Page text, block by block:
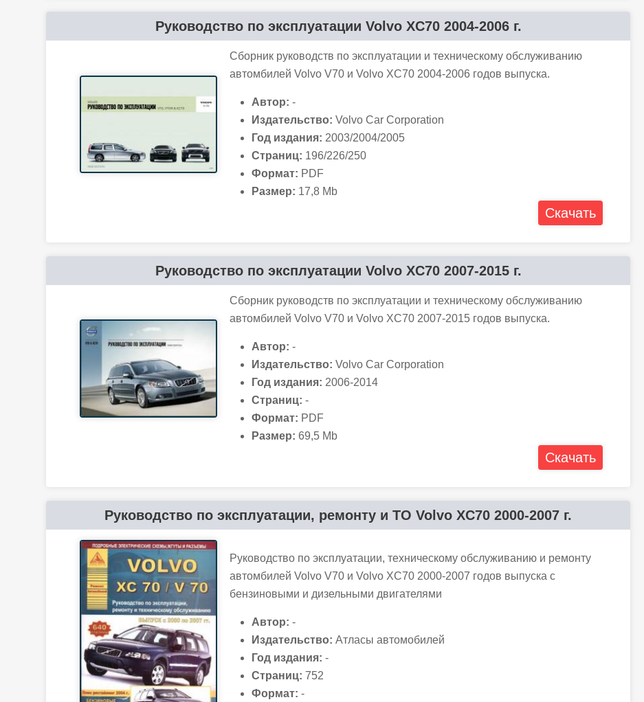
Руководство по эксплуатации Volvo XC70 2004-2006 г.
Сборник руководств по эксплуатации и техническому обслуживанию
автомбилей Volvo V70 и Volvo XC70 2004-2006 годов выпуска.
Автор: -
Издательство: Volvo Car Corporation
Год издания: 2003/2004/2005
Страниц: 196/226/250
Формат: PDF
Размер: 17,8 Mb
Скачать
Руководство по эксплуатации Volvo XC70 2007-2015 г.
Сборник руководств по эксплуатации и техническому обслуживанию
автомбилей Volvo V70 и Volvo XC70 2007-2015 годов выпуска.
Автор: -
Издательство: Volvo Car Corporation
Год издания: 2006-2014
Страниц: -
Формат: PDF
Размер: 69,5 Mb
Скачать
Руководство по эксплуатации, ремонту и ТО Volvo XC70 2000-2007 г.
Руководство по эксплуатации, техническому обслуживанию и ремонту
автомбилей Volvo V70 и Volvo XC70 2000-2007 годов выпуска с
бензиновыми и дизельными двигателями
Автор: -
Издательство: Атласы автомобилей
Год издания: -
Страниц: 752
Формат: -